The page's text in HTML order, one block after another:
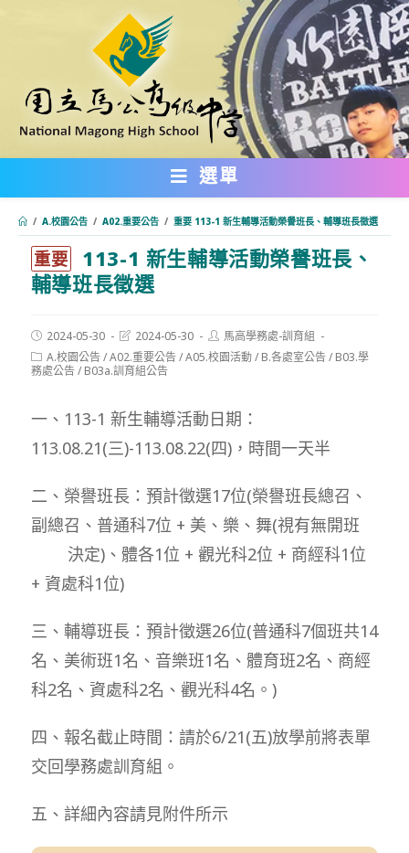
內
選單
/ A.校園公告 / A02.重要公告 / 重要 113-1 新生輔導活動榮譽班長、輔導班長徵選
重要
113-1 新生輔導活動榮譽班長、
輔導班長徵選
Post
published:
2024-05-30
Post
last
modified:
2024-05-30
Post
author:
馬高學務處-訓育組
Post
category:
A.校園公告/A02.重要公告/A05.校園活動/ B.各處室公告/ B03.學
務處公告/ B03a.訓育組公告
一、113-1 新生輔導活動日期：
113.08.21(三)-113.08.22(四)，時間一天半
二、榮譽班長：預計徵選17位(榮譽班長總召、
副總召、普通科7位 + 美、樂、舞(視有無開班
決定)、體各1位 + 觀光科2位 + 商經科1位
+ 資處科1位)
三、輔導班長：預計徵選26位(普通科7個班共14
名、美術班1名、音樂班1名、體育班2名、商經
科2名、資處科2名、觀光科4名。)
四、報名截止時間：請於6/21(五)放學前將表單
交回學務處訓育組。
五、詳細內容請見附件所示